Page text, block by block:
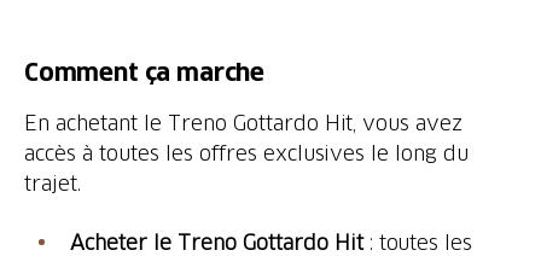
Comment ça marche
En achetant le Treno Gottardo Hit, vous avez
accès à toutes les offres exclusives le long du
trajet.
Acheter le Treno Gottardo Hit: toutes les